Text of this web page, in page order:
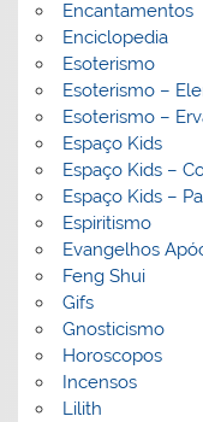
Encantamentos
Enciclopedia
Esoterismo
Esoterismo –
Esoterismo –
Espaço Kids
Espaço Kids –
Espaço Kids –
Espiritismo
Evangelhos
Feng Shui
Gifs
Gnosticismo
Horoscopos
Incensos
Lilith